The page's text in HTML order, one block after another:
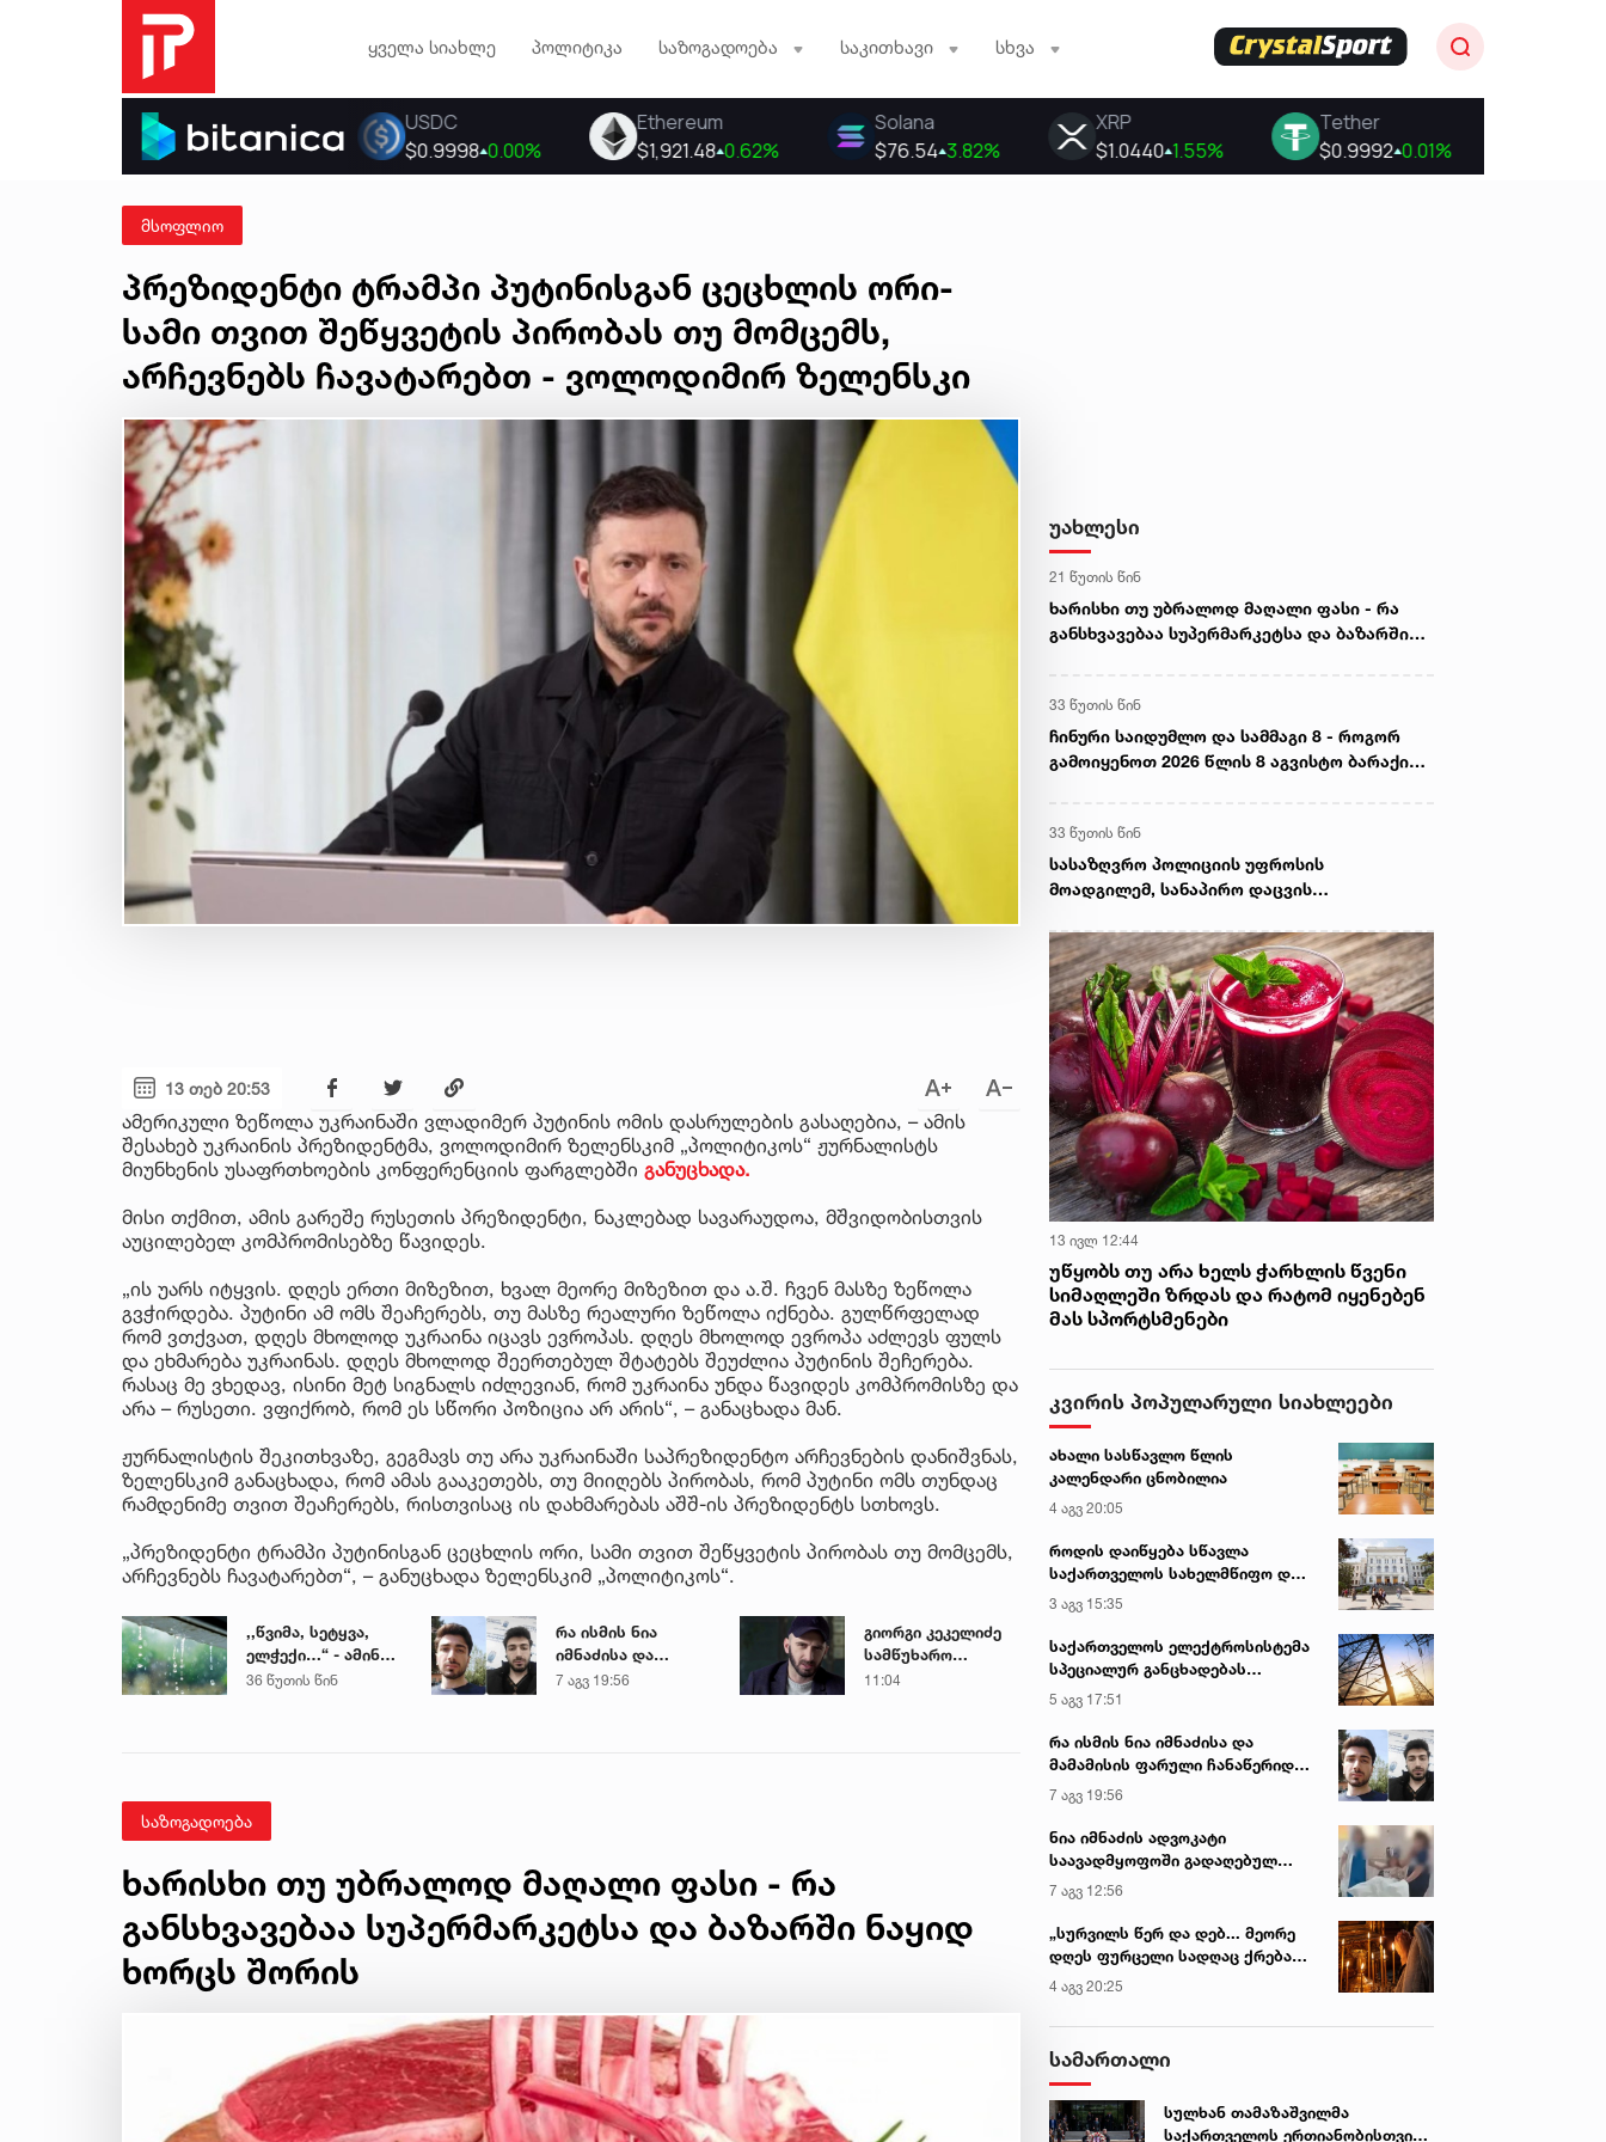
ყველა სიახლე პოლიტიკა საზოგადოება საკითხავი სხვა
მსოფლიო
პრეზიდენტი ტრამპი პუტინისგან ცეცხლის ორი-
სამი თვით შეწყვეტის პირობას თუ მომცემს,
არჩევნებს ჩავატარებთ - ვოლოდიმირ ზელენსკი
13 თებ 20:53
ამერიკული ზეწოლა უკრაინაში ვლადიმერ პუტინის ომის დასრულების გასაღებია, – ამის
შესახებ უკრაინის პრეზიდენტმა, ვოლოდიმირ ზელენსკიმ „პოლიტიკოს“ ჟურნალისტს
მიუნხენის უსაფრთხოების კონფერენციის ფარგლებში განუცხადა.
მისი თქმით, ამის გარეშე რუსეთის პრეზიდენტი, ნაკლებად სავარაუდოა, მშვიდობისთვის
აუცილებელ კომპრომისებზე წავიდეს.
„ის უარს იტყვის. დღეს ერთი მიზეზით, ხვალ მეორე მიზეზით და ა.შ. ჩვენ მასზე ზეწოლა
გვჭირდება. პუტინი ამ ომს შეაჩერებს, თუ მასზე რეალური ზეწოლა იქნება. გულწრფელად
რომ ვთქვათ, დღეს მხოლოდ უკრაინა იცავს ევროპას. დღეს მხოლოდ ევროპა აძლევს ფულს
და ეხმარება უკრაინას. დღეს მხოლოდ შეერთებულ შტატებს შეუძლია პუტინის შეჩერება.
რასაც მე ვხედავ, ისინი მეტ სიგნალს იძლევიან, რომ უკრაინა უნდა წავიდეს კომპრომისზე და
არა – რუსეთი. ვფიქრობ, რომ ეს სწორი პოზიცია არ არის“, – განაცხადა მან.
ჟურნალისტის შეკითხვაზე, გეგმავს თუ არა უკრაინაში საპრეზიდენტო არჩევნების დანიშვნას,
ზელენსკიმ განაცხადა, რომ ამას გააკეთებს, თუ მიიღებს პირობას, რომ პუტინი ომს თუნდაც
რამდენიმე თვით შეაჩერებს, რისთვისაც ის დახმარებას აშშ-ის პრეზიდენტს სთხოვს.
„პრეზიდენტი ტრამპი პუტინისგან ცეცხლის ორი, სამი თვით შეწყვეტის პირობას თუ მომცემს,
არჩევნებს ჩავატარებთ“, – განუცხადა ზელენსკიმ „პოლიტიკოს“.
,,წვიმა, სეტყვა,
ელჭექი…“ - ამინდი
უარესდება
36 წუთის წინ
რა ისმის ნია
იმნაძისა და
მამამისის ფარული
7 აგვ 19:56
გიორგი კეკელიძე
სამწუხარო
ინფორმაციას
11:04
საზოგადოება
ხარისხი თუ უბრალოდ მაღალი ფასი - რა
განსხვავებაა სუპერმარკეტსა და ბაზარში ნაყიდ
ხორცს შორის
უახლესი
21 წუთის წინ
ხარისხი თუ უბრალოდ მაღალი ფასი - რა
განსხვავებაა სუპერმარკეტსა და ბაზარში
33 წუთის წინ
ჩინური საიდუმლო და სამმაგი 8 - როგორ
გამოიყენოთ 2026 წლის 8 აგვისტო ბარაქისა
33 წუთის წინ
სასაზღვრო პოლიციის უფროსის
მოადგილემ, სანაპირო დაცვის
დეპარტამენტის თანამშრომლებთან ერთად
სანაპირო დაცვის ფოთის ბაზაზე 2008 წლის
აგვისტოს ომში დაღუპული მეზღვაურების
ხსოვნას პატივი მიაგო
13 ივლ 12:44
უწყობს თუ არა ხელს ჭარხლის წვენი
სიმაღლეში ზრდას და რატომ იყენებენ
მას სპორტსმენები
კვირის პოპულარული სიახლეები